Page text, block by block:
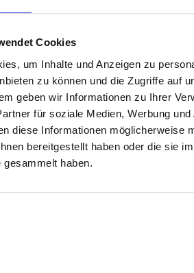
Cookies
um Inhalte und Anzeigen zu
zu können und die Zugriffe auf
geben wir Informationen zu Ihrer
für soziale Medien, Werbung
diese Informationen möglicherweise
bereitgestellt haben oder die sie
haben.